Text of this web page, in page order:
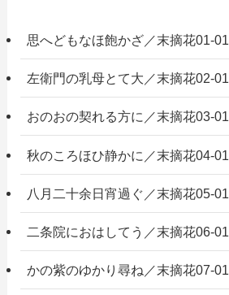
思へどもなほ飽かざ／末摘花01-01
左衛門の乳母とて大／末摘花02-01
おのおの契れる方に／末摘花03-01
秋のころほひ静かに／末摘花04-01
八月二十余日宵過ぐ／末摘花05-01
二条院におはしてう／末摘花06-01
かの紫のゆかり尋ね／末摘花07-01